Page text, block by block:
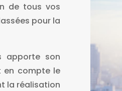
de tous vos
pour la
apporte son
en compte le
la réalisation